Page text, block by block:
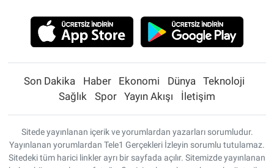
Son Dakika Haber Ekonomi Dünya
Teknoloji
Sağlık
Spor Yayın Akışı İletişim
Sitede yayınlanan içerik ve yorumlardan yazarları sorumludur.
Yayınlanan yorumlardan Tele1 Gerçekleri İzleyin sorumlu tutulamaz.
Sitedeki tüm harici linkler ayrı bir sayfada açılır. Sitemizde yayınlanan